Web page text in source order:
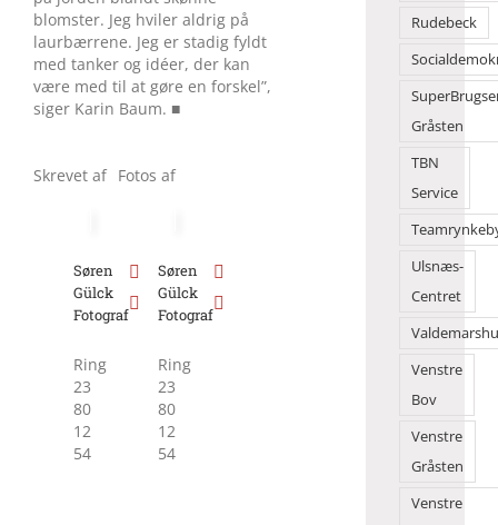
blomster. Jeg hviler aldrig på
laurbærrene. Jeg er stadig fyldt
med tanker og idéer, der kan
være med til at gøre en forskel”,
siger Karin Baum. ■
Skrevet af
Søren
Gülck
Fotograf
Ring
23
80
12
54
Fotos af
Søren
Gülck
Fotograf
Ring
23
80
12
54
Rudebeck
Gråsten
TBN
Service
Ulsnæs-
Centret
Venstre
Bov
Venstre
Gråsten
Venstre